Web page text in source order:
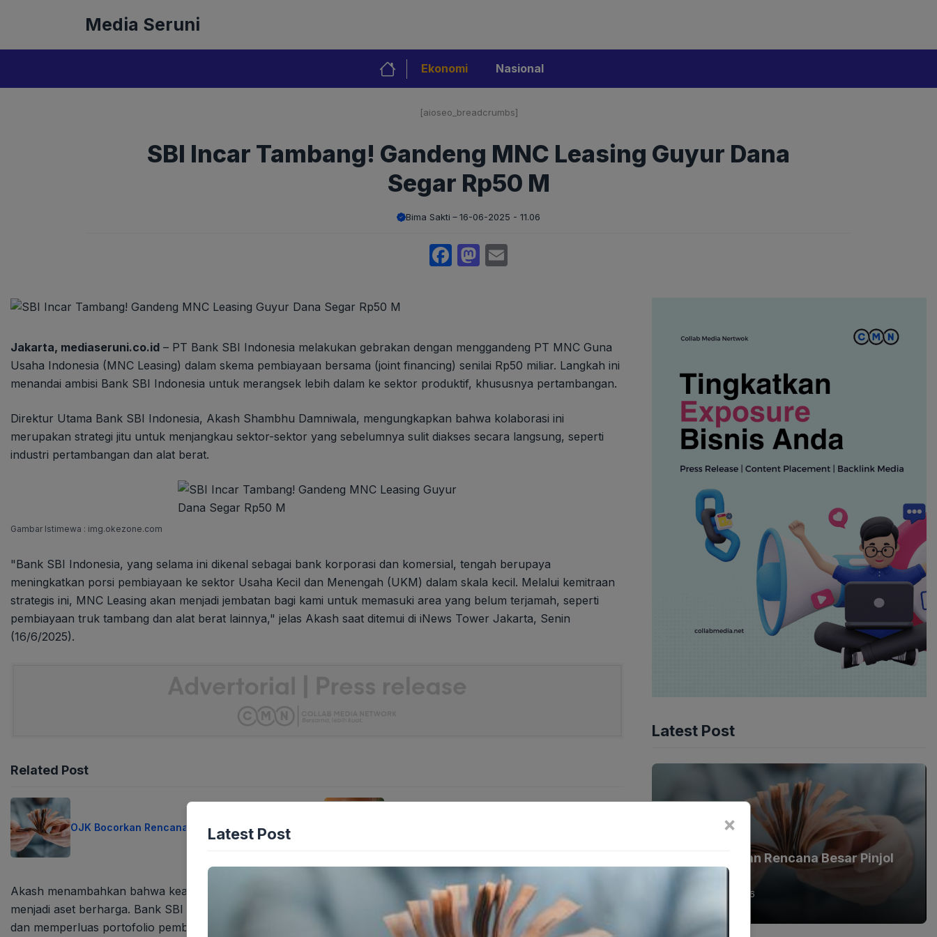
Media Seruni
Ekonomi Nasional
[aioseo_breadcrumbs]
SBI Incar Tambang! Gandeng MNC Leasing Guyur Dana
Segar Rp50 M
Bima Sakti 16-06-2025 - 11.06
Facebook
Mastodon
Jakarta, mediaseruni.co.id – PT Bank SBI Indonesia melakukan gebrakan dengan menggandeng PT MNC Guna
Usaha Indonesia (MNC Leasing) dalam skema pembiayaan bersama (joint financing) senilai Rp50 miliar. Langkah ini
menandai ambisi Bank SBI Indonesia untuk merangsek lebih dalam ke sektor produktif, khususnya pertambangan.
Direktur Utama Bank SBI Indonesia, Akash Shambhu Damniwala, mengungkapkan bahwa kolaborasi ini
merupakan strategi jitu untuk menjangkau sektor-sektor yang sebelumnya sulit diakses secara langsung, seperti
industri pertambangan dan alat berat.
Gambar Istimewa : img.okezone.com
"Bank SBI Indonesia, yang selama ini dikenal sebagai bank korporasi dan komersial, tengah berupaya
meningkatkan porsi pembiayaan ke sektor Usaha Kecil dan Menengah (UKM) dalam skala kecil. Melalui kemitraan
strategis ini, MNC Leasing akan menjadi jembatan bagi kami untuk memasuki area yang belum terjamah, seperti
pembiayaan truk tambang dan alat berat lainnya," jelas Akash saat ditemui di iNews Tower Jakarta, Senin
(16/6/2025).
Related Post
OJK Bocorkan Rencana Besar Pinjol RI
Akash menambahkan bahwa keahlian dan pengalaman MNC Leasing dalam sektor pembiayaan alat berat akan
menjadi aset berharga. Bank SBI Indonesia akan memanfaatkan kompetensi tersebut untuk menarik nasabah baru
dan memperluas portofolio pembiayaan dalam mata uang Rupiah.
Latest Post
OJK Bocorkan Rencana Besar Pinjol
08-08-2026 - 18.06
×
Latest Post